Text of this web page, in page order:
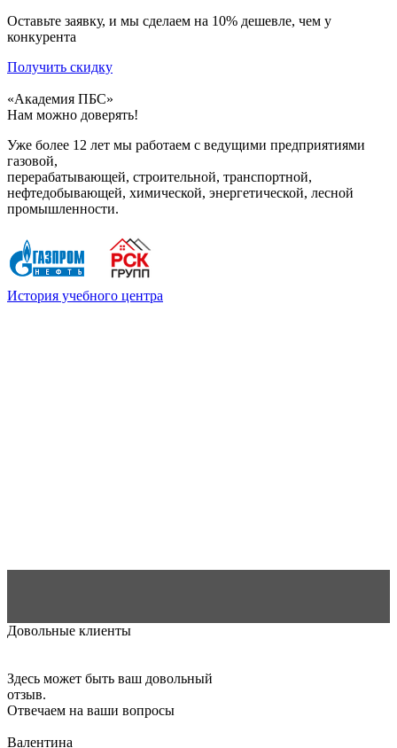
Оставьте заявку, и мы сделаем на 10% дешевле, чем у
конкурента
Получить скидку
«Академия ПБС»
Нам можно доверять!
Уже более 12 лет мы работаем с ведущими предприятиями
газовой,
перерабатывающей, строительной, транспортной,
нефтедобывающей, химической, энергетической, лесной
промышленности.
История учебного центра
Довольные клиенты
Здесь может быть ваш довольный
отзыв.
Отвечаем на ваши вопросы
Валентина